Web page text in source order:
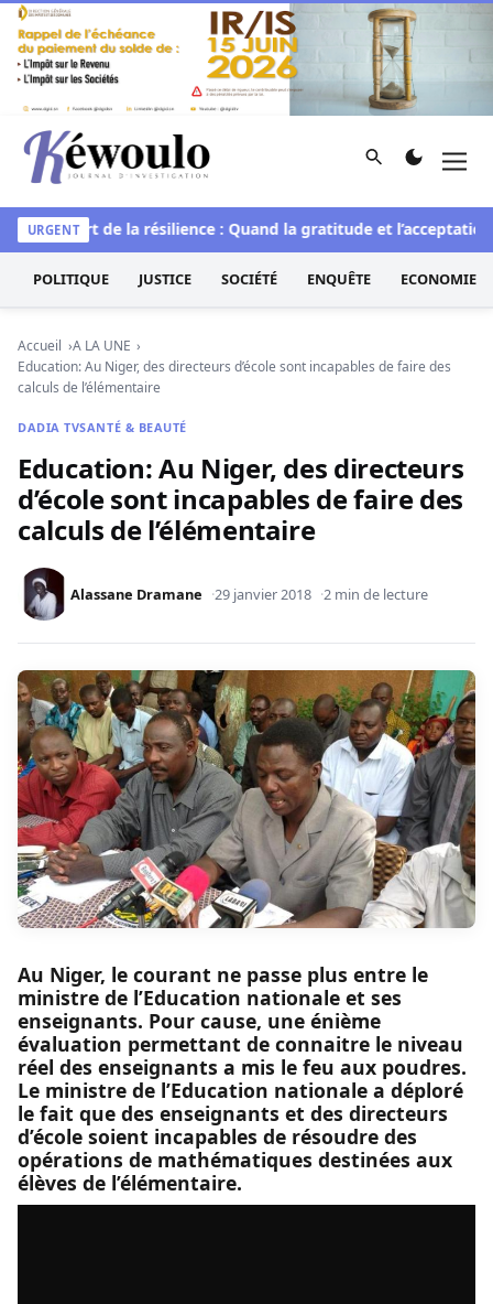
Aller au contenu
Kéwoulo, le premier site d'information et d'investigation
Rechercher
URGENT
L’art de la résilience : Quand la gratitude et l’acceptation
POLITIQUE JUSTICE SOCIÉTÉ ENQUÊTE ECONOMIE
Accueil
A LA UNE
Education: Au Niger, des directeurs d’école sont incapables de faire des
calculs de l’élémentaire
DADIA TVSANTÉ & BEAUTÉ
Education: Au Niger, des directeurs
d’école sont incapables de faire des
calculs de l’élémentaire
Alassane Dramane 29 janvier 2018 2 min de lecture
Au Niger, le courant ne passe plus entre le
ministre de l’Education nationale et ses
enseignants. Pour cause, une énième
évaluation permettant de connaitre le niveau
réel des enseignants a mis le feu aux poudres.
Le ministre de l’Education nationale a déploré
le fait que des enseignants et des directeurs
d’école soient incapables de résoudre des
opérations de mathématiques destinées aux
élèves de l’élémentaire.